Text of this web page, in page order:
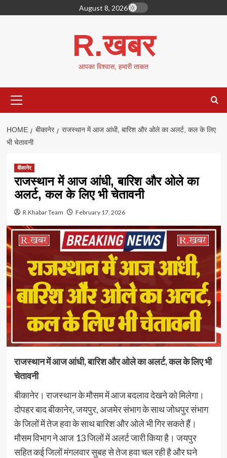
to
August 8, 2026
R.खबर
आपका विश्वास, हमारी ताकत
Menu
HOME बीकानेर
राजस्थान में आज आंधी, बारिश और ओले का अलर्ट, कल के लिए
भी चेतावनी
बीकानेर
राजस्थान में आज आंधी, बारिश और ओले का
अलर्ट, कल के लिए भी चेतावनी
R.Khabar Team February 17, 2026
राजस्थान में आज आंधी, बारिश और ओले का अलर्ट, कल के लिए भी
चेतावनी
बीकानेर। राजस्थान के मौसम में आज बदलाव देखने को मिलेगा।
दोपहर बाद बीकानेर, जयपुर, अजमेर संभाग के साथ जोधपुर संभाग
के जिलों में तेज हवा के साथ बारिश और ओले भी गिर सकते हैं।
मौसम विभाग ने आज 13 जिलों में अलर्ट जारी किया है। जयपुर
सहित कई जिलों मंगलवार सुबह से तेज हवा चल रही है और घने